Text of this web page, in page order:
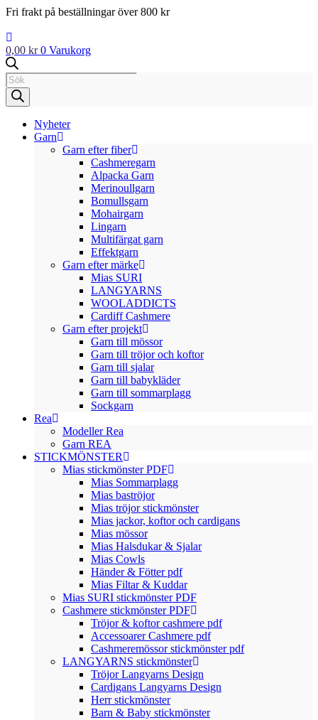
Hoppa
innehåll
Fri frakt på beställningar över 800 kr
0,00 kr 0 Varukorg
Products
search
Nyheter
Garn
Garn efter fiber
Cashmeregarn
Alpacka Garn
Merinoullgarn
Bomullsgarn
Mohairgarn
Lingarn
Multifärgat garn
Effektgarn
Garn efter märke
Mias SURI
LANGYARNS
WOOLADDICTS
Cardiff Cashmere
Garn efter projekt
Garn till mössor
Garn till tröjor och koftor
Garn till sjalar
Garn till babykläder
Garn till sommarplagg
Sockgarn
Rea
Modeller Rea
Garn REA
STICKMÖNSTER
Mias stickmönster PDF
Mias Sommarplagg
Mias baströjor
Mias tröjor stickmönster
Mias jackor, koftor och cardigans
Mias mössor
Mias Halsdukar & Sjalar
Mias Cowls
Händer & Fötter pdf
Mias Filtar & Kuddar
Mias SURI stickmönster PDF
Cashmere stickmönster PDF
Tröjor & koftor cashmere pdf
Accessoarer Cashmere pdf
Cashmeremössor stickmönster pdf
LANGYARNS stickmönster
Tröjor Langyarns Design
Cardigans Langyarns Design
Herr stickmönster
Barn & Baby stickmönster